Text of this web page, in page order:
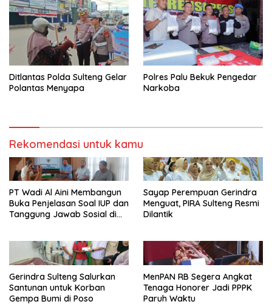
Ditlantas Polda Sulteng Gelar
Polantas Menyapa
Polres Palu Bekuk Pengedar
Narkoba
Rekomendasi untuk kamu
PT Wadi Al Aini Membangun
Buka Penjelasan Soal IUP dan
Tanggung Jawab Sosial di
Sayap Perempuan Gerindra
Menguat, PIRA Sulteng Resmi
Dilantik
Gerindra Sulteng Salurkan
Santunan untuk Korban
Gempa Bumi di Poso
MenPAN RB Segera Angkat
Tenaga Honorer Jadi PPPK
Paruh Waktu